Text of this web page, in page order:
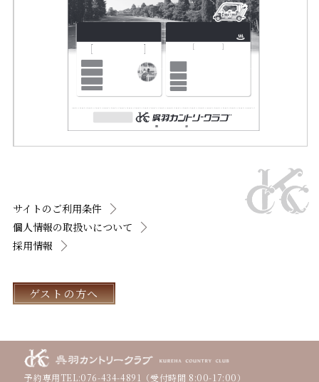
サイトのご利用条件
個人情報の取扱いについて
採用情報
ゲストの方へ
予約専用TEL:076-434-4891 （受付時間 8:00-17:00）